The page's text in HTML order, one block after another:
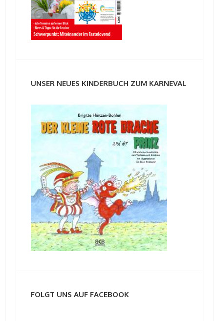
UNSER NEUES KINDERBUCH ZUM KARNEVAL
FOLGT UNS AUF FACEBOOK